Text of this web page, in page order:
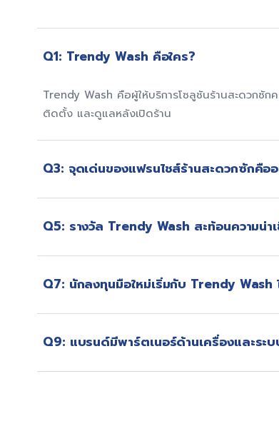
Q1: Trendy Wash คือใคร?
Trendy Wash คือผู้ให้บริการโซลูชันร้านสะดวกซั
ติดตั้ง และดูแลหลังเปิดร้าน
Q3: จุดเด่นของแฟรนไชส์ร้านสะดวกซักคืออ
จัดการตลอดอายุสัญญา
Q5: รางวัล Trendy Wash สะท้อนความน่า
บทบาทผู้นำในธุรกิจร้านสะดวกซัก
Q7: นักลงทุนมือใหม่เริ่มกับ Trendy Wash
ดำเนินการ
Q9: แบรนด์มีพาร์ตเนอร์ด้านเครื่องและระบ